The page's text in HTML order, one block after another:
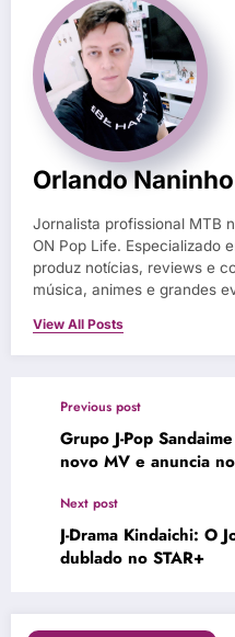
Orlando Naninho
Jornalista profissional MTB
ON Pop Life. Especializado
produz notícias, reviews e
música, animes e grandes
View All Posts
Previous post
Grupo J-Pop
novo MV e anuncia
Next post
J-Drama Kindaichi: O
dublado no STAR+